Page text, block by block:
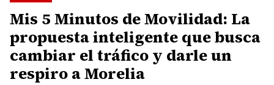
Mis 5 Minutos de Movilidad: La
propuesta inteligente que busca
cambiar el tráfico y darle un
respiro a Morelia